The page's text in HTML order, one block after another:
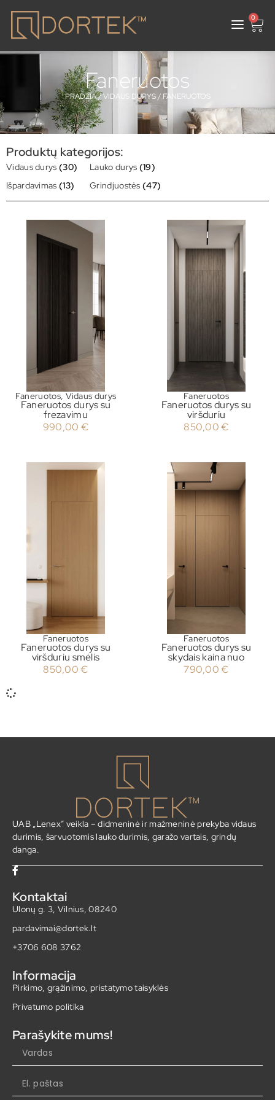
0
Faneruotos
PRADŽIA/VIDAUS DURYS/ FANERUOTOS
Produktų kategorijos:
Vidaus durys (30) Lauko durys (19)
Išpardavimas (13) Grindjuostės(47)
Faneruotos, Vidaus durys
Faneruotos durys su
frezavimu
990,00 €
Faneruotos
Faneruotos durys su
viršduriu
850,00€
Faneruotos
Faneruotos durys su
viršduriu smėlis
850,00€
Faneruotos
Faneruotos durys su
skydais kaina nuo
790,00€
UAB „Lenex” veikla – didmeninė ir mažmeninė prekyba vidaus
durimis, šarvuotomis lauko durimis, garažo vartais, grindų
danga.
Kontaktai
Ulonų g. 3, Vilnius, 08240
pardavimai@dortek.lt
+3706 608 3762
Informacija
Pirkimo, grąžinimo, pristatymo taisyklės
Privatumo politika
Parašykite mums!